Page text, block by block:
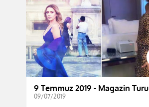
9 Temmuz 2019 - Magazin Turu
09/07/2019